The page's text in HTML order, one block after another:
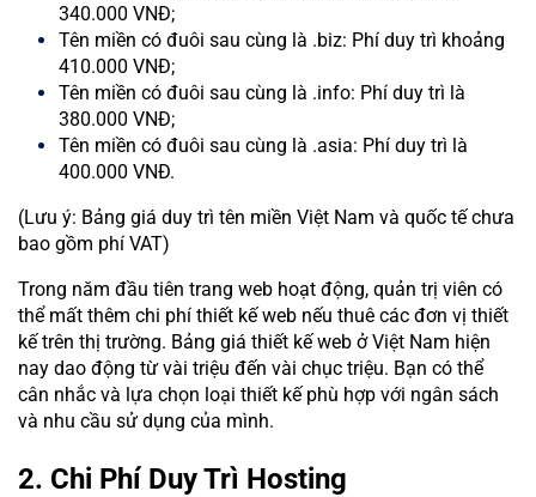
340.000 VNĐ;
Tên miền có đuôi sau cùng là .biz: Phí duy trì khoảng
410.000 VNĐ;
Tên miền có đuôi sau cùng là .info: Phí duy trì là
380.000 VNĐ;
Tên miền có đuôi sau cùng là .asia: Phí duy trì là
400.000 VNĐ.
(Lưu ý: Bảng giá duy trì tên miền Việt Nam và quốc tế chưa
bao gồm phí VAT)
Trong năm đầu tiên trang web hoạt động, quản trị viên có
thể mất thêm chi phí thiết kế web nếu thuê các đơn vị thiết
kế trên thị trường. Bảng giá thiết kế web ở Việt Nam hiện
nay dao động từ vài triệu đến vài chục triệu. Bạn có thể
cân nhắc và lựa chọn loại thiết kế phù hợp với ngân sách
và nhu cầu sử dụng của mình.
2. Chi Phí Duy Trì Hosting